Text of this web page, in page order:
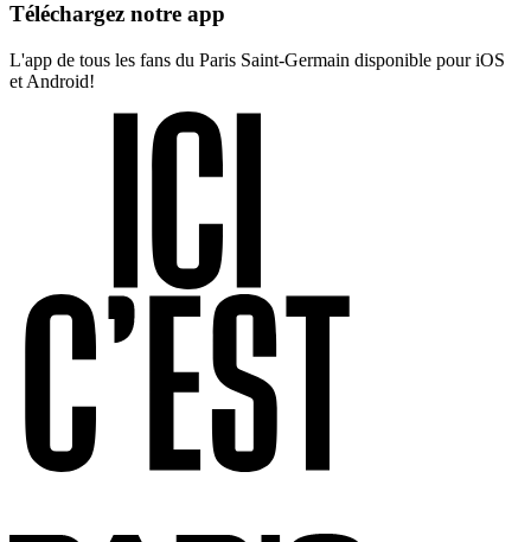
Téléchargez notre app
L'app de tous les fans du Paris Saint-Germain disponible pour iOS
et Android!